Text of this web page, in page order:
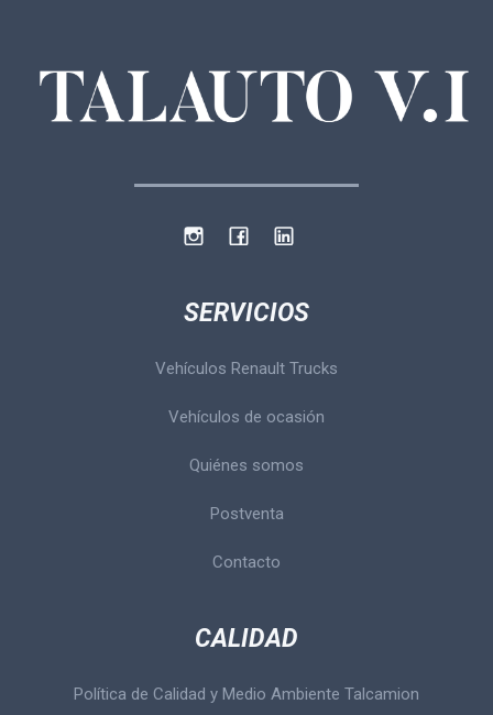
SERVICIOS
Vehículos Renault Trucks
Vehículos de ocasión
Quiénes somos
Postventa
Contacto
CALIDAD
Política de Calidad y Medio Ambiente Talcamion